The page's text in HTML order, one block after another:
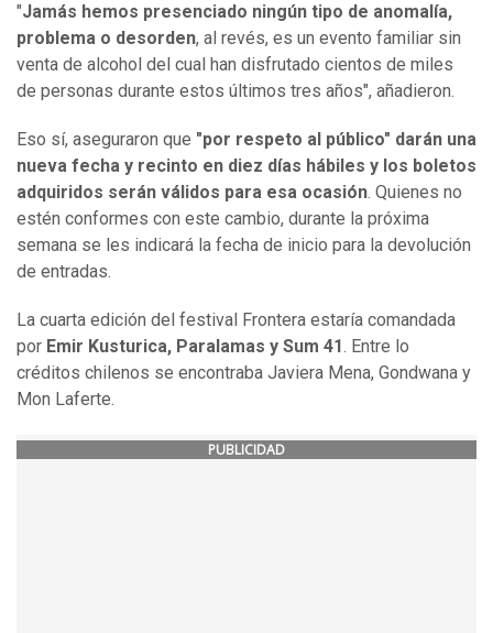
"Jamás hemos presenciado ningún tipo de anomalía,
problema o desorden, al revés, es un evento familiar sin
venta de alcohol del cual han disfrutado cientos de miles
de personas durante estos últimos tres años", añadieron.
Eso sí, aseguraron que "por respeto al público" darán una
nueva fecha y recinto en diez días hábiles y los boletos
adquiridos serán válidos para esa ocasión. Quienes no
estén conformes con este cambio, durante la próxima
semana se les indicará la fecha de inicio para la devolución
de entradas.
La cuarta edición del festival Frontera estaría comandada
por Emir Kusturica, Paralamas y Sum 41. Entre lo
créditos chilenos se encontraba Javiera Mena, Gondwana y
Mon Laferte.
PUBLICIDAD